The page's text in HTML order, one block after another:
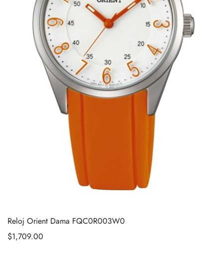
Reloj Orient Dama FQC0R003W0
$1,709.00